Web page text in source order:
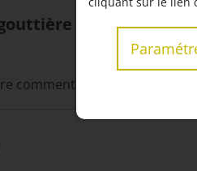
cette entreprise pour
alu 91
commentaire nous sommes